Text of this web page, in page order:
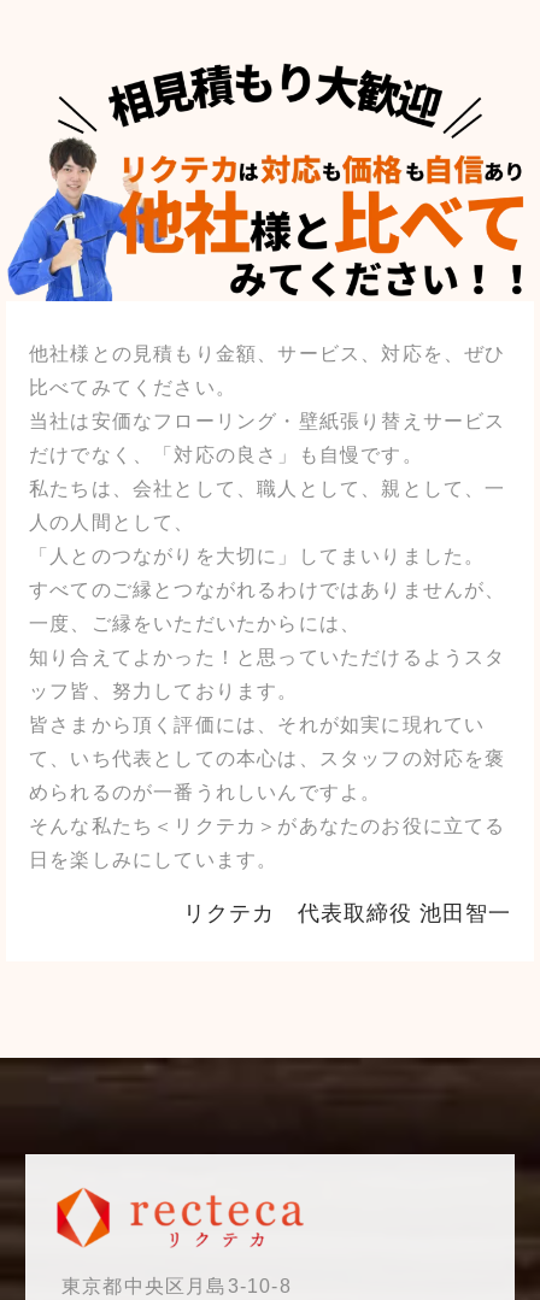
他社様との見積もり金額、サービス、対応を、ぜひ
比べてみてください。
当社は安価なフローリング・壁紙張り替えサービス
だけでなく、「対応の良さ」も自慢です。
私たちは、会社として、職人として、親として、一
人の人間として、
「人とのつながりを大切に」してまいりました。
すべてのご縁とつながれるわけではありませんが、
一度、ご縁をいただいたからには、
知り合えてよかった！と思っていただけるようスタ
ッフ皆、努力しております。
皆さまから頂く評価には、それが如実に現れてい
て、いち代表としての本心は、スタッフの対応を褒
められるのが一番うれしいんですよ。
そんな私たち＜リクテカ＞があなたのお役に立てる
日を楽しみにしています。
リクテカ 代表取締役 池田智一
東京都中央区月島3-10-8